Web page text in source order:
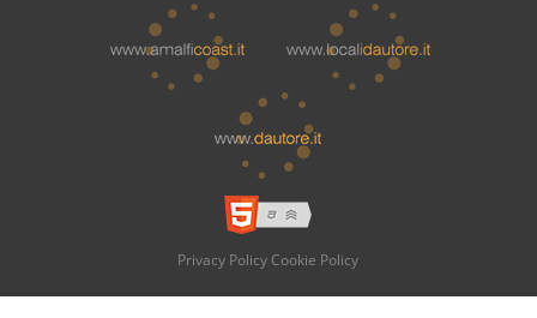
Privacy Policy Cookie Policy